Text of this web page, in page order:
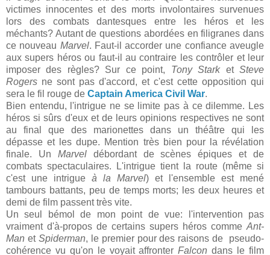
victimes innocentes et des morts involontaires survenues
lors des combats dantesques entre les héros et les
méchants? Autant de questions abordées en filigranes dans
ce nouveau Marvel. Faut-il accorder une confiance aveugle
aux supers héros ou faut-il au contraire les contrôler et leur
imposer des règles? Sur ce point, Tony StarketSteve
Rogers ne sont pas d'accord, et c'est cette opposition qui
sera le fil rouge de Captain America Civil War.
Bien entendu, l'intrigue ne se limite pas à ce dilemme. Les
héros si sûrs d'eux et de leurs opinions respectives ne sont
au final que des marionettes dans un théâtre qui les
dépasse et les dupe. Mention très bien pour la révélation
finale. Un Marveldébordant de scènes épiques et de
combats spectaculaires. L'intrigue tient la route (même si
c'est une intrigue à la Marvel) et l'ensemble est mené
tambours battants, peu de temps morts; les deux heures et
demi de film passent très vite.
Un seul bémol de mon point de vue: l'intervention pas
vraiment d'à-propos de certains supers héros comme Ant-
Man et Spiderman, le premier pour des raisons de pseudo-
cohérence vu qu'on le voyait affronterFalcon dans le film